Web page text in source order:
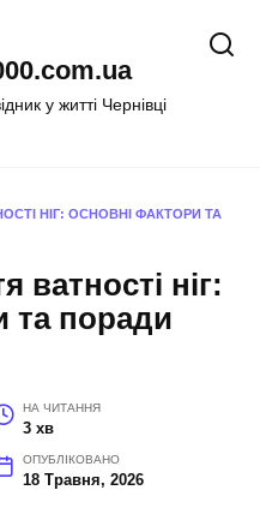
у житті Чернівці
НІГ: ОСНОВНІ ФАКТОРИ ТА
ватності ніг:
та поради
НА ЧИТАННЯ
3 хв
ОПУБЛІКОВАНО
18 Травня, 2026